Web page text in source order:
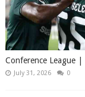
Conference League |
July 31, 2026 0